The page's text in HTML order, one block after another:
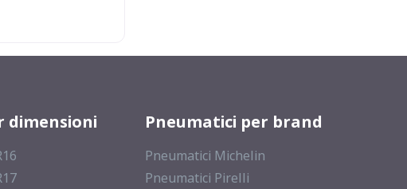
dimensioni Pneumatici per brand
Pneumatici Michelin
Pneumatici Pirelli